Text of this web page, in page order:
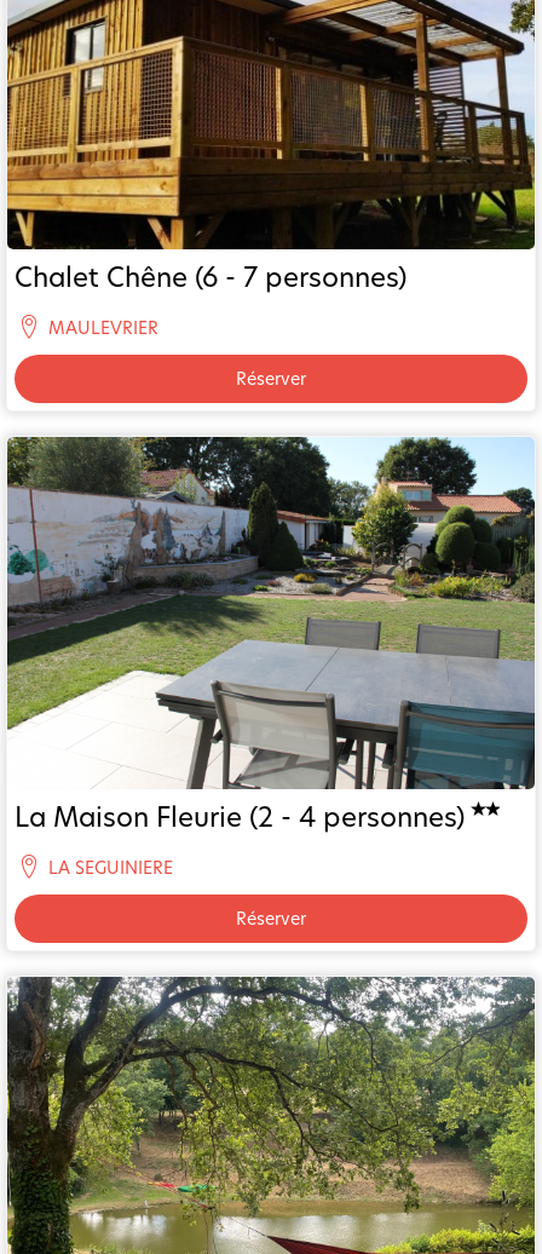
Chalet Chêne (6 - 7 personnes)
MAULEVRIER
Réserver
La Maison Fleurie (2 - 4 personnes)
LA SEGUINIERE
Réserver